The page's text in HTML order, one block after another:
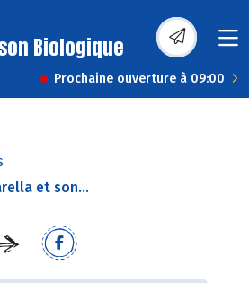
Biologique
Prochaine ouverture à 09:00
et son...